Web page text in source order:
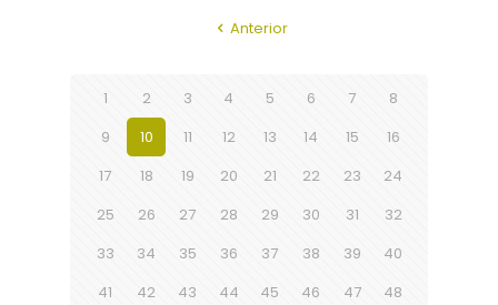
Anterior
1 2 3 4 5 6 7
8
9
10 11 12 13 14 15
16
17
18 19 20 21 22 23
24
25
26 27 28 29 30 31
32
33
34 35 36 37 38 39
40
41
42 43 44 45 46 47
48